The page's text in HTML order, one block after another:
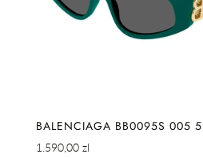
BALENCIAGA BB0095S 005
Cena
1.590,00 zl